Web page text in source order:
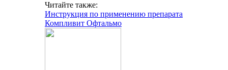
Читайте также:
Инструкция по применению препарата
Компливит Офтальмо